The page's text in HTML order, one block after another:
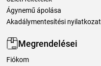
Ágynemű ápolása
Akadálymentesítési nyilatkozat
Megrendelései
Fiókom